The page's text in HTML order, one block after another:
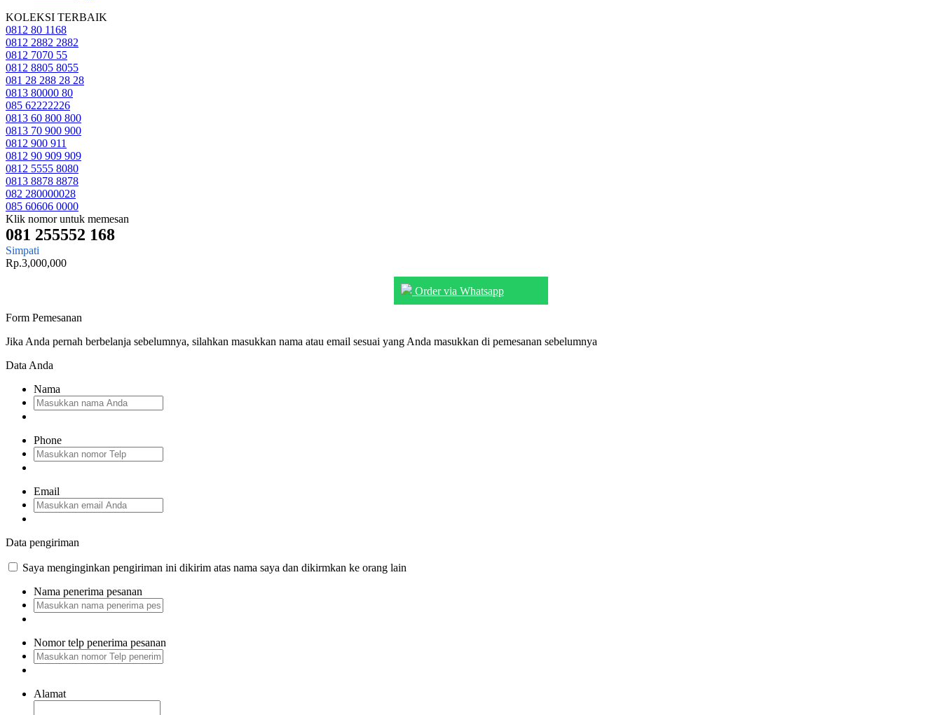
KOLEKSI TERBAIK
0812 80 1168
0812 2882 2882
0812 7070 55
0812 8805 8055
081 28 288 28 28
0813 80000 80
085 62222226
0813 60 800 800
0813 70 900 900
0812 900 911
0812 90 909 909
0812 5555 8080
0813 8878 8878
082 280000028
085 60606 0000
Klik nomor untuk memesan
081 255552 168
Simpati
Rp.3,000,000
Order via Whatsapp
Form Pemesanan
Jika Anda pernah berbelanja sebelumnya, silahkan masukkan nama atau email sesuai yang Anda masukkan di pemesanan sebelumnya
Data Anda
Nama
Phone
Email
Data pengiriman
Saya menginginkan pengiriman ini dikirim atas nama saya dan dikirmkan ke orang lain
Nama penerima pesanan
Nomor telp penerima pesanan
Alamat